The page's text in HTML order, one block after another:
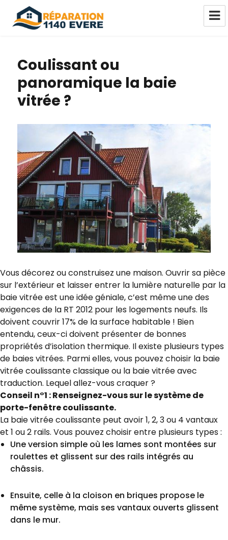
Coulissant ou
panoramique la baie
vitrée ?
Vous décorez ou construisez une maison. Ouvrir sa pièce
sur l’extérieur et laisser entrer la lumière naturelle par la
baie vitrée est une idée géniale, c’est même une des
exigences de la RT 2012 pour les logements neufs. Ils
doivent couvrir 17% de la surface habitable ! Bien
entendu, ceux-ci doivent présenter de bonnes
propriétés d’isolation thermique. Il existe plusieurs types
de baies vitrées. Parmi elles, vous pouvez choisir la baie
vitrée coulissante classique ou la baie vitrée avec
traduction. Lequel allez-vous craquer ?
Conseil n°1 : Renseignez-vous sur le système de
porte-fenêtre coulissante.
La baie vitrée coulissante peut avoir 1, 2, 3 ou 4 vantaux
et 1 ou 2 rails. Vous pouvez choisir entre plusieurs types :
Une version simple où les lames sont montées sur
roulettes et glissent sur des rails intégrés au
châssis.
Ensuite, celle à la cloison en briques propose le
même système, mais ses vantaux ouverts glissent
dans le mur.